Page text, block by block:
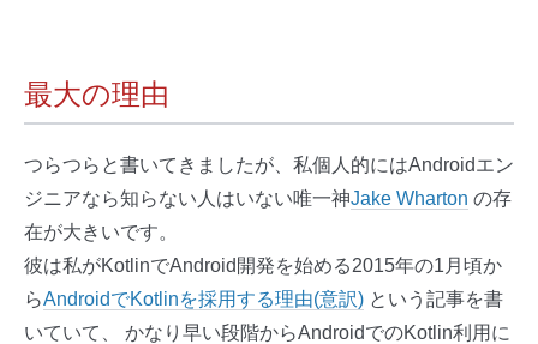
最大の理由
つらつらと書いてきましたが、私個人的にはAndroidエン
ジニアなら知らない人はいない唯一神Jake Wharton の存
在が大きいです。
彼は私がKotlinでAndroid開発を始める2015年の1月頃か
らAndroidでKotlinを採用する理由(意訳) という記事を書
いていて、 かなり早い段階からAndroidでのKotlin利用に